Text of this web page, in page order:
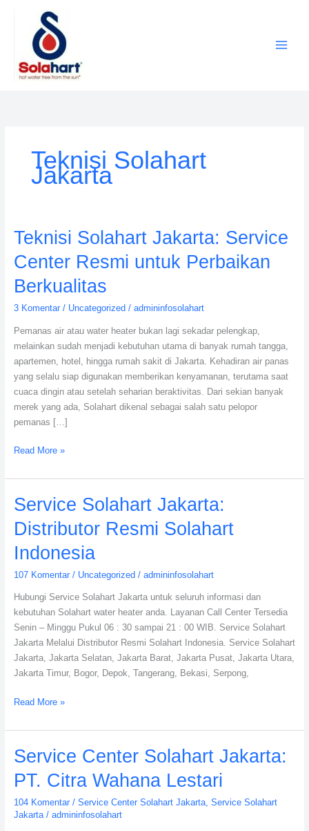
Teknisi Solahart
Jakarta
Teknisi Solahart Jakarta: Service
Center Resmi untuk Perbaikan
Berkualitas
3 Komentar / Uncategorized / admininfosolahart
Pemanas air atau water heater bukan lagi sekadar pelengkap,
melainkan sudah menjadi kebutuhan utama di banyak rumah tangga,
apartemen, hotel, hingga rumah sakit di Jakarta. Kehadiran air panas
yang selalu siap digunakan memberikan kenyamanan, terutama saat
cuaca dingin atau setelah seharian beraktivitas. Dari sekian banyak
merek yang ada, Solahart dikenal sebagai salah satu pelopor
pemanas […]
Teknisi
Solahart
Jakarta:
Service
Center
Resmi
Read More »
Service Solahart Jakarta:
Distributor Resmi Solahart
Indonesia
107 Komentar / Uncategorized/ admininfosolahart
Hubungi Service Solahart Jakarta untuk seluruh informasi dan
kebutuhan Solahart water heater anda. Layanan Call Center Tersedia
Senin – Minggu Pukul 06 : 30 sampai 21 : 00 WIB. Service Solahart
Jakarta Melalui Distributor Resmi Solahart Indonesia. Service Solahart
Jakarta, Jakarta Selatan, Jakarta Barat, Jakarta Pusat, Jakarta Utara,
Jakarta Timur, Bogor, Depok, Tangerang, Bekasi, Serpong,
Service
Solahart
Jakarta:
Distributor
Resmi
Solahart
Read More »
Service Center Solahart Jakarta:
PT. Citra Wahana Lestari
104 Komentar / Service Center Solahart Jakarta, Service Solahart
Jakarta/ admininfosolahart
Service
Center
Solahart
Jakarta:
PT.